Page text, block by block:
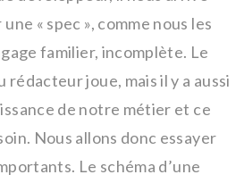
« spec », comme nous les
familier, incomplète. Le
rédacteur joue, mais il y a aussi
de notre métier et ce
Nous allons donc essayer
Le schéma d’une